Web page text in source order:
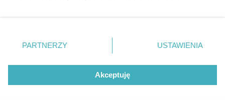
zmienić/wycofać klikając przycisk ustawień prywatności
znajdujący się w lewym dolnym rogu strony
. Niektóre
użytkownika, ale masz prawo sprzeciwić się takiemu
przetwarzaniu. Preferencje będą miały zastosowania tylko
PARTNERZY USTAWIENIA
Akceptuję